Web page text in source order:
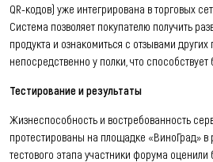
QR-кодов) уже интегрирована в торговых
Система позволяет покупателю получить
продукта и ознакомиться с отзывами других
непосредственно у полки, что
Тестирование и результаты
Жизнеспособность и востребованность
протестированы на площадке «ВиноГрад»
тестового этапа участники форума оценили